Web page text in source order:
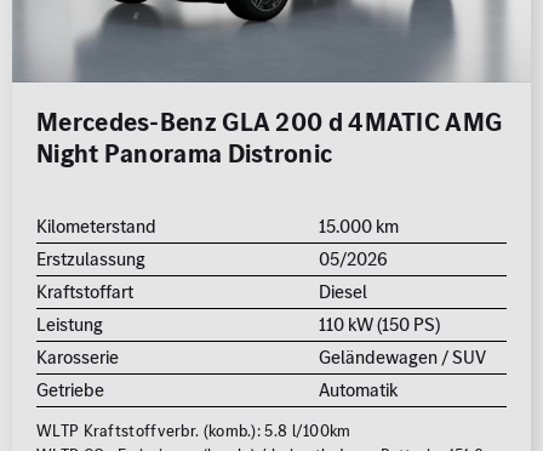
Mercedes-Benz GLA 200 d 4MATIC AMG
Night Panorama Distronic
Kilometerstand
15.000 km
Erstzulassung
05/2026
Kraftstoffart
Diesel
Leistung
110 kW (150 PS)
Karosserie
Geländewagen / SUV
Getriebe
Automatik
WLTP Kraftstoffverbr. (komb.): 5.8 l/100km